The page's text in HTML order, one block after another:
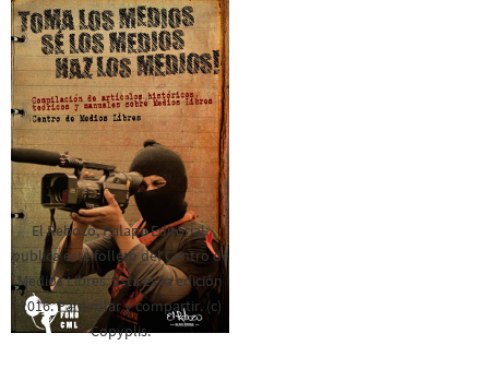
El Rebozo, Palapa Editorial,
publica este folleto del Centro de
Medios Libres. Esta es la edición
2016. Para rolar y compartir. (c)
Copyplis.